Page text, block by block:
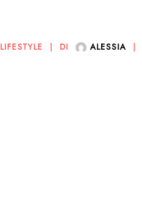
LIFESTYLE DI ALESSIA